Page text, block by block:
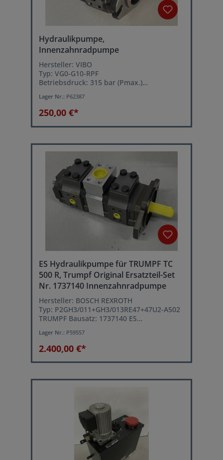
Hydraulikpumpe,
Innenzahnradpumpe
Hersteller: VIBO
Typ: VG0-G10-RPF
Betriebsdruck: 315 bar (Pmax.)
U/min.
Lager Nr.: P62387
250,00 €*
ES Hydraulikpumpe für TRUMPF TC
500 R, Trumpf Original Ersatzteil-Set
Nr. 1737140 Innenzahnradpumpe
Hersteller: BOSCH REXROTH
Typ: P2GH3/011+GH3/013RE47+47U2-A502
TRUMPF Bausatz: 1737140 ES
Bosch Rexroth Pumpe Material Nr.:
R900969031
Trumpf Material Nummer: 0348394,
0034257, 0105599
Lager Nr.: P59557
2.400,00 €*